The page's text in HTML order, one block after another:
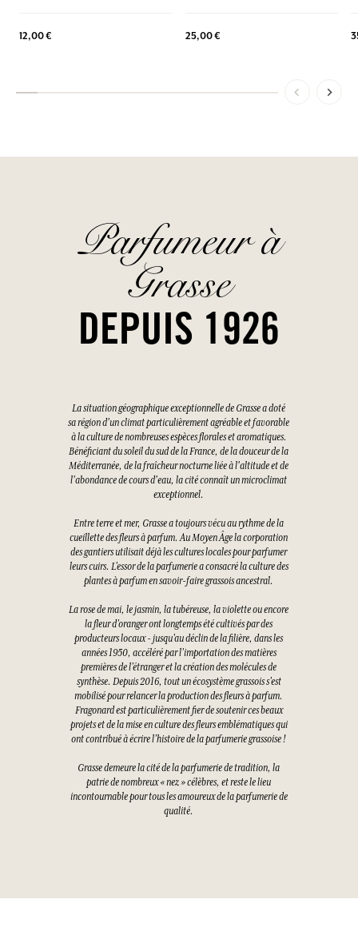
12,00 € 25,00 €
Parfumeur à
Grasse
DEPUIS 1926
La situation géographique exceptionnelle de Grasse a doté
sa région d'un climat particulièrement agréable et favorable
à la culture de nombreuses espèces florales et aromatiques.
Bénéficiant du soleil du sud de la France, de la douceur de la
Méditerranée, de la fraîcheur nocturne liée à l'altitude et de
l'abondance de cours d'eau, la cité connaît un microclimat
exceptionnel.
Entre terre et mer, Grasse a toujours vécu au rythme de la
cueillette des fleurs à parfum. Au Moyen Âge la corporation
des gantiers utilisait déjà les cultures locales pour parfumer
leurs cuirs. L’essor de la parfumerie a consacré la culture des
plantes à parfum en savoir-faire grassois ancestral.
La rose de mai, le jasmin, la tubéreuse, la violette ou encore
la fleur d’oranger ont longtemps été cultivés par des
producteurs locaux - jusqu’au déclin de la filière, dans les
années 1950, accéléré par l’importation des matières
premières de l’étranger et la création des molécules de
synthèse. Depuis 2016, tout un écosystème grassois s’est
mobilisé pour relancer la production des fleurs à parfum.
Fragonard est particulièrement fier de soutenir ces beaux
projets et de la mise en culture des fleurs emblématiques qui
ont contribué à écrire l’histoire de la parfumerie grassoise !
Grasse demeure la cité de la parfumerie de tradition, la
patrie de nombreux « nez » célèbres, et reste le lieu
incontournable pour tous les amoureux de la parfumerie de
qualité.